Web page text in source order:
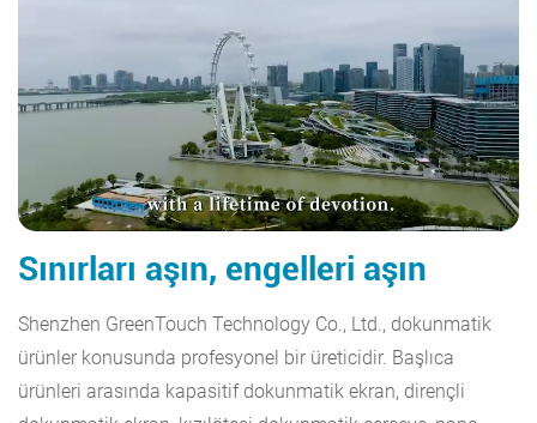
Sınırları aşın, engelleri aşın
Shenzhen GreenTouch Technology Co., Ltd., dokunmatik
ürünler konusunda profesyonel bir üreticidir. Başlıca
ürünleri arasında kapasitif dokunmatik ekran, dirençli